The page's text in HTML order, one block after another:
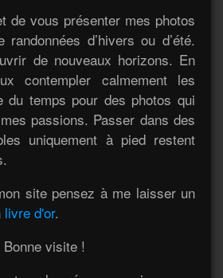
de vous présenter mes photos
d’hivers ou d’été.
de nouveaux horizons. En
contempler calmement les
du temps pour des photos qui
passions. Passer dans des
uniquement à pied restent
site pensez à me laisser un
livre d'or.
Bonne visite !